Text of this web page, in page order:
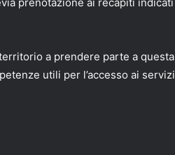
a prendere parte a questa
utili per l’accesso ai servizi